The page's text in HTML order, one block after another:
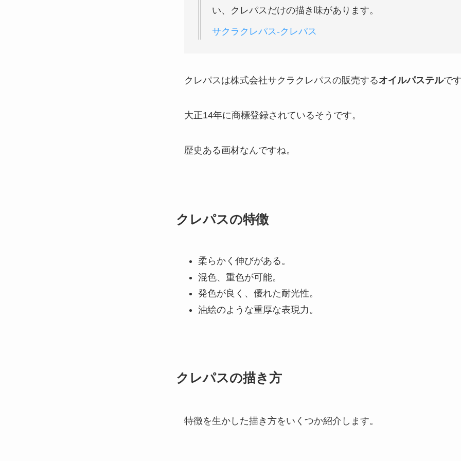
い、クレパスだけの描き味があります。
サクラクレパス-クレパス
クレパスは株式会社サクラクレパスの販売するオイルパステルで
大正14年に商標登録されているそうです。
歴史ある画材なんですね。
クレパスの特徴
柔らかく伸びがある。
混色、重色が可能。
発色が良く、優れた耐光性。
油絵のような重厚な表現力。
クレパスの描き方
特徴を生かした描き方をいくつか紹介します。